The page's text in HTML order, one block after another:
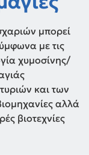
μπορεί
με τις
χυμοσίνης/
και των
αλλά
βιοτεχνίες